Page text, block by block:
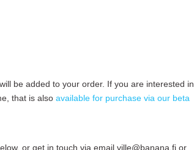
be added to your order. If you are interested in
that is also available for purchase via our beta
or get in touch via email ville@banana.fi or